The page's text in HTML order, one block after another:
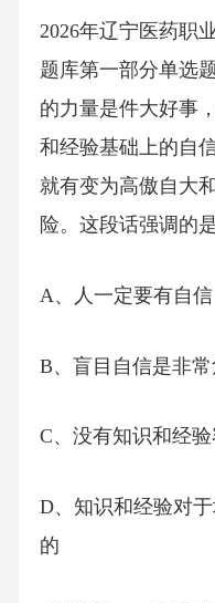
2026年辽宁医药职
题库第一部分单选
的力量是件大好事
和经验基础上的自
就有变为高傲自大
险。这段话强调的是
A、人一定要有自信
B、盲目自信是非
C、没有知识和经
D、知识和经验对
的